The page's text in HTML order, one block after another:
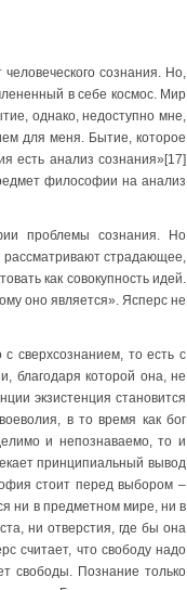
сознания. Но,
в себе космос. Мир
однако, недоступно мне,
для меня. Бытие, которое
есть анализ сознания»[17]
философии на анализ
проблемы сознания. Но
рассматривают страдающее,
как совокупность идей.
оно является». Ясперс не
сверхсознанием, то есть с
благодаря которой она, не
экзистенция становится
в то время как бог
и непознаваемо, то и
принципиальный вывод
стоит перед выбором –
ни в предметном мире, ни в
ни отверстия, где бы она
считает, что свободу надо
свободы. Познание только